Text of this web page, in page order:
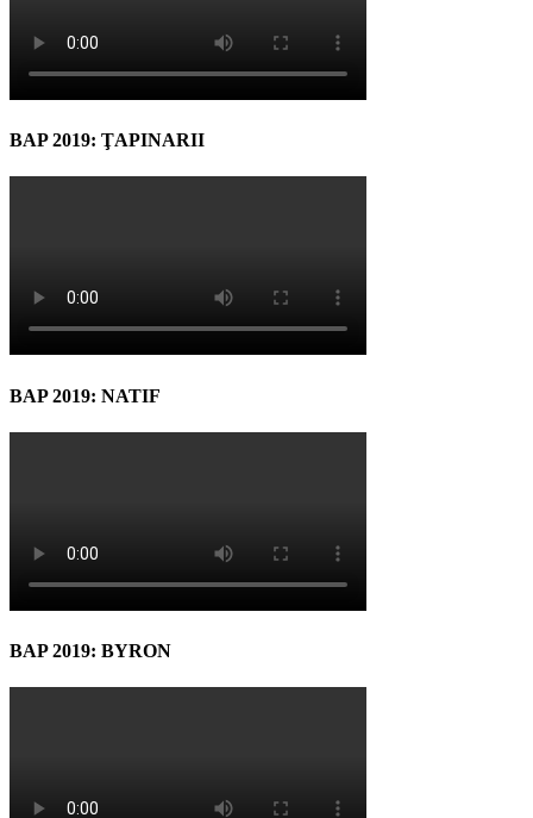
BAP 2019: ŢAPINARII
BAP 2019: NATIF
BAP 2019: BYRON